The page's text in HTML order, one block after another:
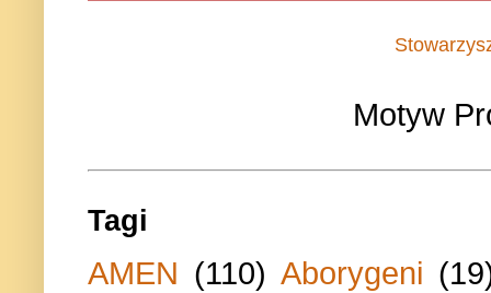
Motyw
Tagi
AMEN (110) Aborygeni